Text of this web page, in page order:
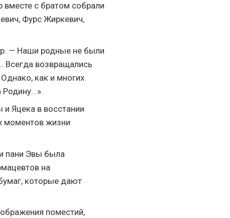
с братом собрали
Фурс Жиркевич,
— Наши родные не были
Всегда возвращались
как и многих
и Яцека в восстании
моментов жизни
пани Эвы была
на
которые дают
поместий,